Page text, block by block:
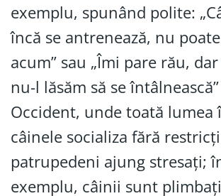
exemplu, spunând polite:
încă se antrenează, nu
acum” sau „Îmi pare rău,
nu-l lăsăm să se
Occident, unde toată lumea
câinele socializa fără
patrupedeni ajung stresați;
exemplu, câinii sunt